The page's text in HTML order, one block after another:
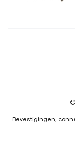
©
Bevestigingen,